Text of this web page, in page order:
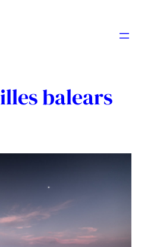
illes balears